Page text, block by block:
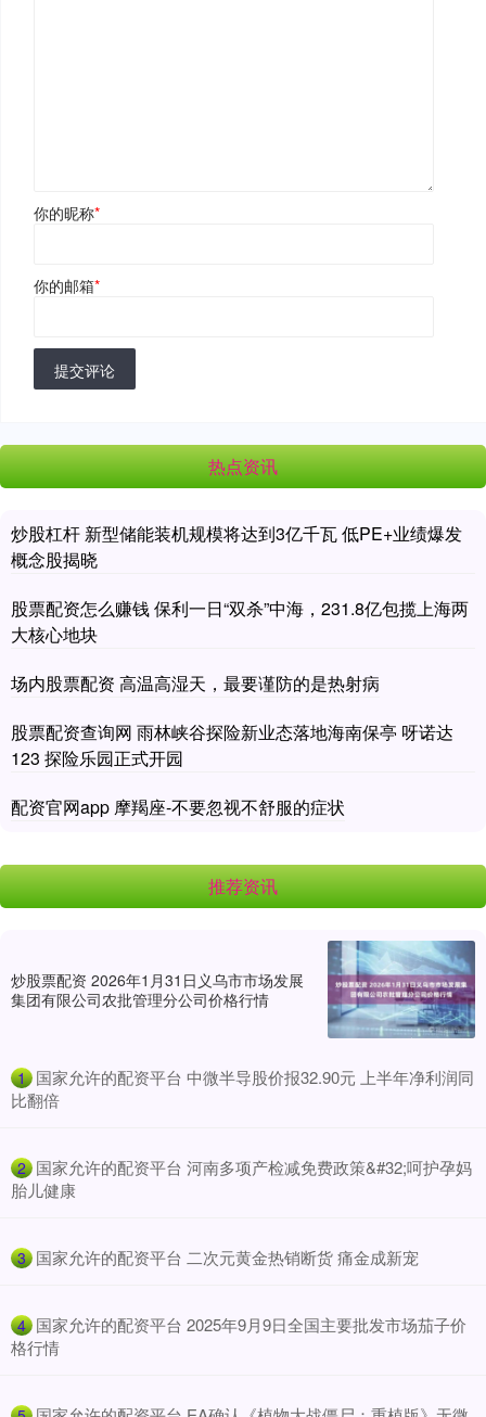
你的昵称*
你的邮箱*
提交评论
热点资讯
炒股杠杆 新型储能装机规模将达到3亿千瓦 低PE+业绩爆发
概念股揭晓
股票配资怎么赚钱 保利一日“双杀”中海，231.8亿包揽上海两
大核心地块
场内股票配资 高温高湿天，最要谨防的是热射病
股票配资查询网 雨林峡谷探险新业态落地海南保亭 呀诺达
123 探险乐园正式开园
配资官网app 摩羯座-不要忽视不舒服的症状
推荐资讯
炒股票配资 2026年1月31日义乌市市场发展
集团有限公司农批管理分公司价格行情
1 ​国家允许的配资平台 中微半导股价报32.90元 上半年净利润同
比翻倍
2 ​国家允许的配资平台 河南多项产检减免费政策&#32;呵护孕妈
胎儿健康
3 ​国家允许的配资平台 二次元黄金热销断货 痛金成新宠
4 ​国家允许的配资平台 2025年9月9日全国主要批发市场茄子价
格行情